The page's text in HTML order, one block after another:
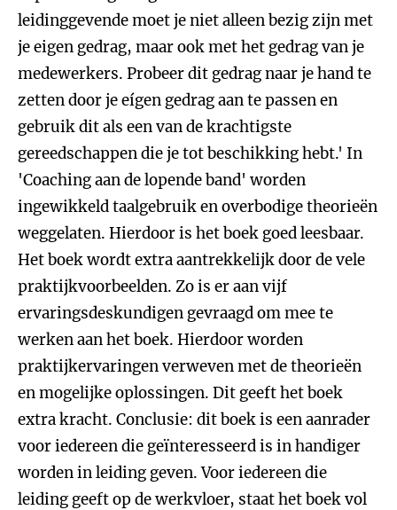
leidinggevende moet je niet alleen bezig zijn met
je eigen gedrag, maar ook met het gedrag van je
medewerkers. Probeer dit gedrag naar je hand te
zetten door je eígen gedrag aan te passen en
gebruik dit als een van de krachtigste
gereedschappen die je tot beschikking hebt.' In
'Coaching aan de lopende band' worden
ingewikkeld taalgebruik en overbodige theorieën
weggelaten. Hierdoor is het boek goed leesbaar.
Het boek wordt extra aantrekkelijk door de vele
praktijkvoorbeelden. Zo is er aan vijf
ervaringsdeskundigen gevraagd om mee te
werken aan het boek. Hierdoor worden
praktijkervaringen verweven met de theorieën
en mogelijke oplossingen. Dit geeft het boek
extra kracht. Conclusie: dit boek is een aanrader
voor iedereen die geïnteresseerd is in handiger
worden in leiding geven. Voor iedereen die
leiding geeft op de werkvloer, staat het boek vol